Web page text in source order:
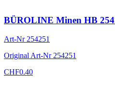
BÜROLINE Minen HB
Art-Nr 254251
Original Art-Nr 254251
CHF0.40